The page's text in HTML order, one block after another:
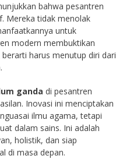
bahwa pesantren
Mereka tidak menolak
untuk
modern membuktikan
harus menutup diri dari
ganda di pesantren
Inovasi ini menciptakan
ilmu agama, tetapi
dalam sains. Ini adalah
holistik, dan siap
di masa depan.